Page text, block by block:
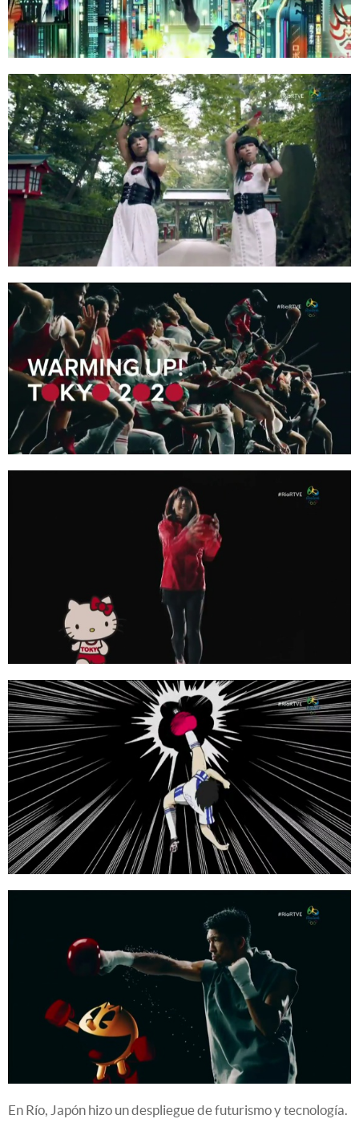
En Río, Japón hizo un despliegue de futurismo y tecnología.